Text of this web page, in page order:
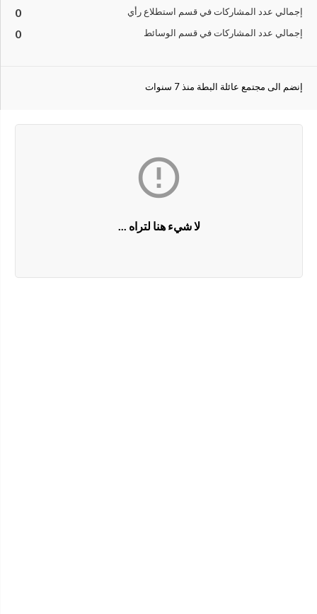
إجمالي عدد المشاركات في قسم استطلاع رأي 0
إجمالي عدد المشاركات في قسم الوسائط 0
إنضم الى مجتمع عائلة البطة منذ 7 سنوات

لا شيء هنا لتراه ...